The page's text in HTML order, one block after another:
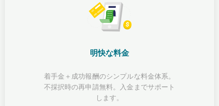
明快な料金
着手金＋成功報酬のシンプルな料金体系。
不採択時の再申請無料。入金までサポート
します。